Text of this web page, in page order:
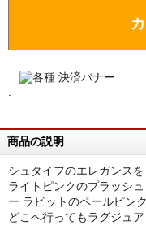
商品の説明
シュタイフのエレガンス
ライトピンクのプラッシ
ー ラビットのペールピンク
どこへ行ってもラグジュ